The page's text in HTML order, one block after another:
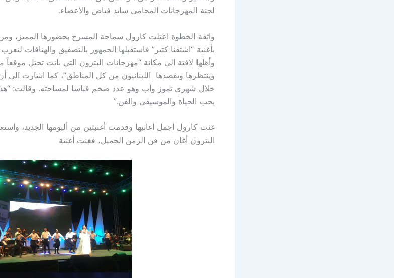
لجنة المهرجانات المحامي سايد فياض والاعضاء.
واثقة الخطوة اعتلت كارول سماحة المسرح بحضورها المميز،
بأغنية “اشتقنا كتير” فاستقبلها الجمهور بالتصفيق والهتافات
وأهلها لافتة الى مكانة “مهرجانات البترون التي باتت تحتل موقعاً
خلال شهري تموز وآب وهو عدد ضخم قياسا لمساحته. وقالت:
يحب الحياة والموسيقى والفن.”
غنت كارول أجمل أغانيها وقدمت أغنيتين من ألبومها الجديد،
البترون أغان من فن الزمن الجميل، فغنت أغنية